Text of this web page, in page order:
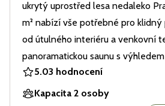
ukrytý uprostřed lesa nedaleko
m² nabízí vše potřebné pro
od útulného interiéru a venkovní
panoramatickou saunu s
5.03 hodnocení
Kapacita 2 osoby